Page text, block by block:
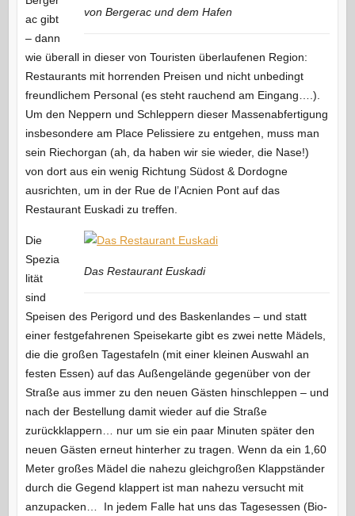
von Bergerac und dem Hafen
ac gibt
– dann
wie überall in dieser von Touristen überlaufenen Region:
Restaurants mit horrenden Preisen und nicht unbedingt
freundlichem Personal (es steht rauchend am Eingang….).
Um den Neppern und Schleppern dieser Massenabfertigung
insbesondere am Place Pelissiere zu entgehen, muss man
sein Riechorgan (ah, da haben wir sie wieder, die Nase!)
von dort aus ein wenig Richtung Südost & Dordogne
ausrichten, um in der Rue de l’Acnien Pont auf das
Restaurant Euskadi zu treffen.
Das Restaurant Euskadi
Die
Spezia
lität
sind
Speisen des Perigord und des Baskenlandes – und statt
einer festgefahrenen Speisekarte gibt es zwei nette Mädels,
die die großen Tagestafeln (mit einer kleinen Auswahl an
festen Essen) auf das Außengelände gegenüber von der
Straße aus immer zu den neuen Gästen hinschleppen – und
nach der Bestellung damit wieder auf die Straße
zurückklappern… nur um sie ein paar Minuten später den
neuen Gästen erneut hinterher zu tragen. Wenn da ein 1,60
Meter großes Mädel die nahezu gleichgroßen Klappständer
durch die Gegend klappert ist man nahezu versucht mit
anzupacken… In jedem Falle hat uns das Tagesessen (Bio-